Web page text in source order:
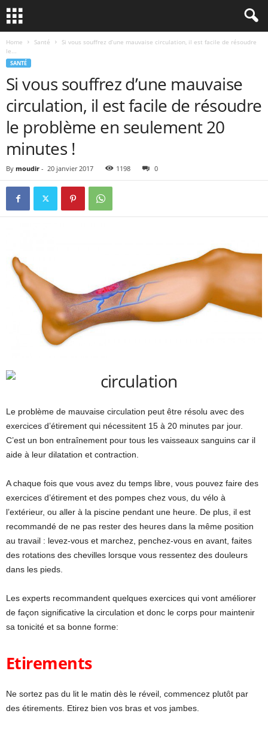
Home Santé
Si vous souffrez d’une mauvaise circulation, il est facile de résoudre
le...
SANTÉ
Si vous souffrez d’une mauvaise
circulation, il est facile de résoudre
le problème en seulement 20
minutes !
By moudir - 20 janvier 2017 1198 0
Le problème de mauvaise circulation peut être résolu avec des
exercices d’étirement qui nécessitent 15 à 20 minutes par jour.
C’est un bon entraînement pour tous les vaisseaux sanguins car il
aide à leur dilatation et contraction.
A chaque fois que vous avez du temps libre, vous pouvez faire des
exercices d’étirement et des pompes chez vous, du vélo à
l’extérieur, ou aller à la piscine pendant une heure. De plus, il est
recommandé de ne pas rester des heures dans la même position
au travail : levez-vous et marchez, penchez-vous en avant, faites
des rotations des chevilles lorsque vous ressentez des douleurs
dans les pieds.
Les experts recommandent quelques exercices qui vont améliorer
de façon significative la circulation et donc le corps pour maintenir
sa tonicité et sa bonne forme:
Etirements
Ne sortez pas du lit le matin dès le réveil, commencez plutôt par
des étirements. Etirez bien vos bras et vos jambes.